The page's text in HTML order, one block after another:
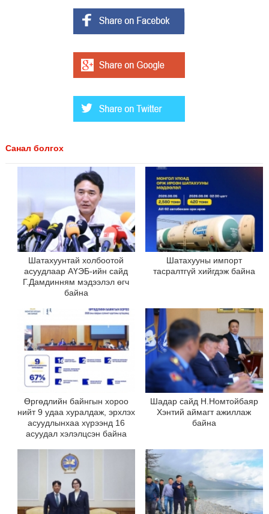
Санал болгох
Шатахуунтай холбоотой
асуудлаар АҮЭБ-ийн сайд
Г.Дамдинням мэдээлэл өгч
байна
Шатахууны импорт
тасралтгүй хийгдэж байна
Өргөдлийн байнгын хороо
нийт 9 удаа хуралдаж, эрхлэх
асуудлынхаа хүрээнд 16
асуудал хэлэлцсэн байна
Шадар сайд Н.Номтойбаяр
Хэнтий аймагт ажиллаж
байна